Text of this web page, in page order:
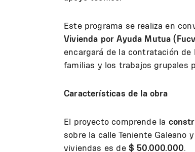
Este programa se realiza en
Vivienda por Ayuda Mutua
encargará de la contratación
familias y los trabajos grupales
Características de la obra
El proyecto comprende la
sobre la calle Teniente
viviendas es de $ 50.000.000.